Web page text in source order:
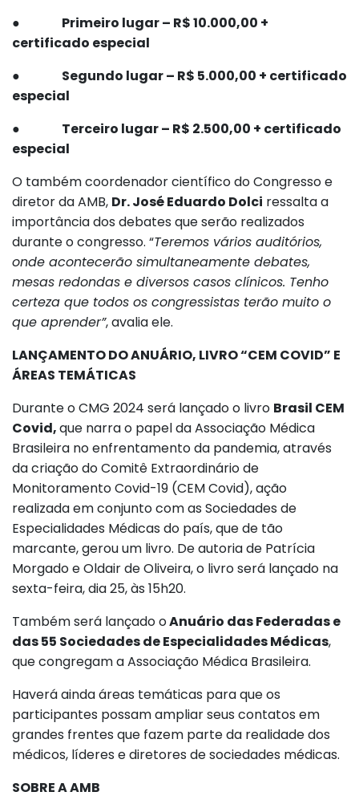
● Primeiro lugar – R$ 10.000,00 +
certificado especial
● Segundo lugar – R$ 5.000,00 + certificado
especial
● Terceiro lugar – R$ 2.500,00 + certificado
especial
O também coordenador científico do Congresso e
diretor da AMB, Dr. José Eduardo Dolci ressalta a
importância dos debates que serão realizados
durante o congresso. “Teremos vários auditórios,
onde acontecerão simultaneamente debates,
mesas redondas e diversos casos clínicos. Tenho
certeza que todos os congressistas terão muito o
que aprender”, avalia ele.
LANÇAMENTO DO ANUÁRIO, LIVRO “CEM COVID” E
ÁREAS TEMÁTICAS
Durante o CMG 2024 será lançado o livro Brasil CEM
Covid,que narra o papel da Associação Médica
Brasileira no enfrentamento da pandemia, através
da criação do Comitê Extraordinário de
Monitoramento Covid-19 (CEM Covid), ação
realizada em conjunto com as Sociedades de
Especialidades Médicas do país, que de tão
marcante, gerou um livro. De autoria de Patrícia
Morgado e Oldair de Oliveira, o livro será lançado na
sexta-feira, dia 25, às 15h20.
Também será lançado oAnuário das Federadas e
das 55 Sociedades de Especialidades Médicas,
que congregam a Associação Médica Brasileira.
Haverá ainda áreas temáticas para que os
participantes possam ampliar seus contatos em
grandes frentes que fazem parte da realidade dos
médicos, líderes e diretores de sociedades médicas.
SOBRE A AMB